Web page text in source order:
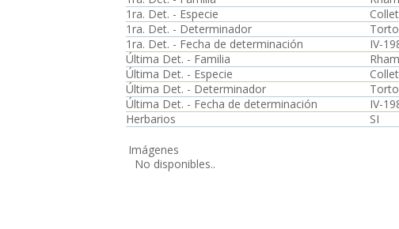
1ra. Det. - Especie
1ra. Det. - Determinador
1ra. Det. - Fecha de determinación
IV-
Última Det. - Familia
Última Det. - Especie
Última Det. - Determinador
Última Det. - Fecha de determinación
IV-
Herbarios
SI
Imágenes
No disponibles..